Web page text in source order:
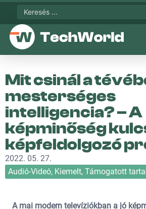
Mit csinál a
mesterséges
intelligencia? – A
képminőség
képfeldolgozó
2022. 05. 27.
Audió-Videó, Kiemelt, Támogatott
A mai modern televíziókban a jó